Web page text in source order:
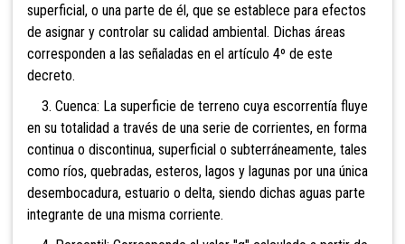
superficial, o una parte de él, que se establece para efectos
de asignar y controlar su calidad ambiental. Dichas áreas
corresponden a las señaladas en el artículo 4º de este
decreto.
3. Cuenca: La superficie de terreno cuya escorrentía fluye
en su totalidad a través de una serie de corrientes, en forma
continua o discontinua, superficial o subterráneamente, tales
como ríos, quebradas, esteros, lagos y lagunas por una única
desembocadura, estuario o delta, siendo dichas aguas parte
integrante de una misma corriente.